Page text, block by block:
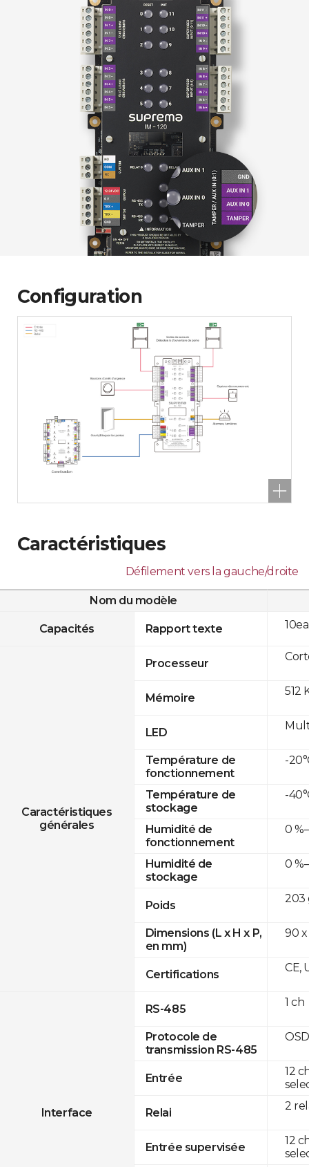
Configuration
Caractéristiques
Défilement vers la gauche/droite
Nom du modèle
Capacités Rapport texte
Caractéristiques
générales
Processeur
Mémoire
LED
Température de
fonctionnement
Température de
stockage
Humidité de
fonctionnement
Humidité de
stockage
Poids
Dimensions (L x H x P,
en mm)
Certifications
Interface
RS-485
Protocole de
transmission RS-485
Entrée
Relai
Entrée supervisée
512
-
-
0
0
203
90 x
CE,
1 ch
12
2
12